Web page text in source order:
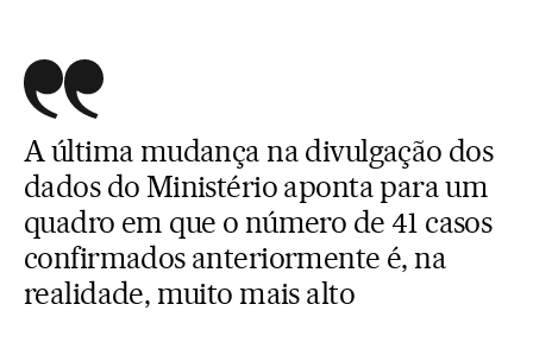
A última mudança na divulgação dos
dados do Ministério aponta para um
quadro em que o número de 41 casos
confirmados anteriormente é, na
realidade, muito mais alto